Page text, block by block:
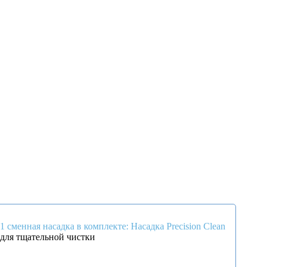
1 cменная насадка в комплекте: Насадка Precision Clean
для тщательной чистки